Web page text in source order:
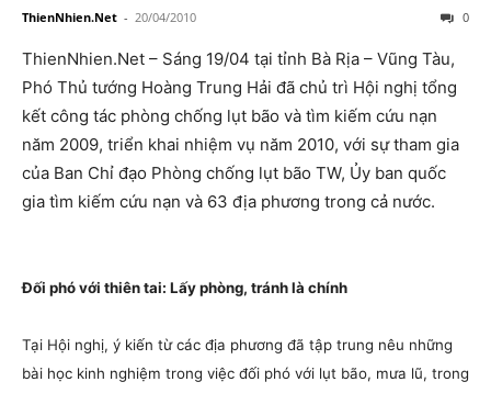
ThienNhien.Net - 20/04/2010 0
ThienNhien.Net – Sáng 19/04 tại tỉnh Bà Rịa – Vũng Tàu,
Phó Thủ tướng Hoàng Trung Hải đã chủ trì Hội nghị tổng
kết công tác phòng chống lụt bão và tìm kiếm cứu nạn
năm 2009, triển khai nhiệm vụ năm 2010, với sự tham gia
của Ban Chỉ đạo Phòng chống lụt bão TW, Ủy ban quốc
gia tìm kiếm cứu nạn và 63 địa phương trong cả nước.
Đối phó với thiên tai: Lấy phòng, tránh là chính
Tại Hội nghị, ý kiến từ các địa phương đã tập trung nêu những
bài học kinh nghiệm trong việc đối phó với lụt bão, mưa lũ, trong